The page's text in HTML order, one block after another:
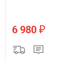
6 980 ₽